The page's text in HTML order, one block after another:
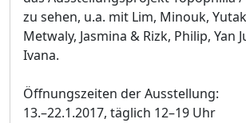
zu sehen, u.a. mit Lim, Minouk,
Metwaly, Jasmina & Rizk, Philip, Yan
Ivana.
Öffnungszeiten der Ausstellung:
13.–22.1.2017, täglich 12–19 Uhr